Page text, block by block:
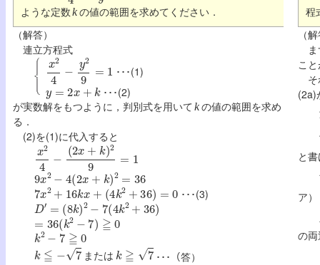
ような定数kの値の範囲を求めてください．
（解答）
連立方程式
x24 29 ･･･(1)
y= k
･･･(2)
が実数解をもつように，判別式を用いてkの値の範囲を求め
る．
(2)を(1)に代入すると
x24 2x+k)29=1
9x2 2 +k = 36
7x2+16kx+ (4 k2 +36 )= ･･･(3)
D′= (8 k)2−7 (4 k2+36)
=36( k2−7 ≧ 0
k2−7≧0
k≦− 7 または k ≧
･･･（答）
程
（
ま
こ
そ
(2a)
と
ア）
の